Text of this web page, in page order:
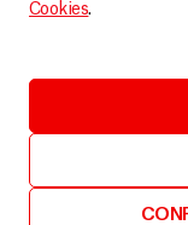
Cookies.
*Dados da ONU